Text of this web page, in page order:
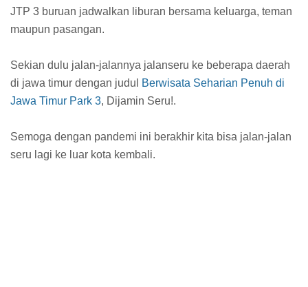
JTP 3 buruan jadwalkan liburan bersama keluarga, teman
maupun pasangan.
Sekian dulu jalan-jalannya jalanseru ke beberapa daerah
di jawa timur dengan judul
Berwisata Seharian Penuh di
Jawa Timur Park 3, Dijamin Seru!.
Semoga dengan pandemi ini berakhir kita bisa jalan-jalan
seru lagi ke luar kota kembali.